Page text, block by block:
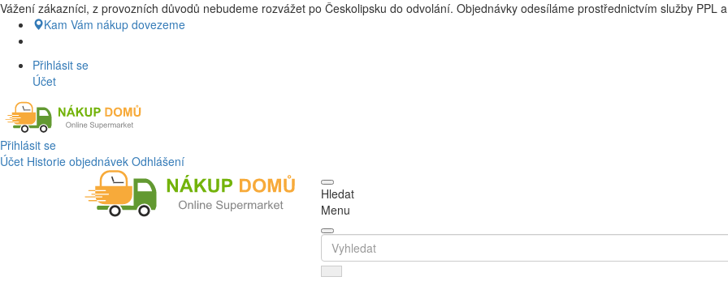
Nákup Potraviny domů, Nákup potraviny online, Čerstvé potraviny dovezeme až k vašim dveřím. Česká lípa
Vážení zákazníci, z provozních důvodů nebudeme rozvážet po Českolipsku do odvolání. Objednávky odesíláme prostřednictvím služby PPL
Kam Vám nákup dovezeme
Přihlásit se
Účet
Přihlásit se
Účet Historie objednávek Odhlášení
Hledat
Menu